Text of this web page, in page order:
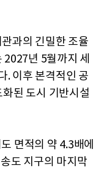
과의 긴밀한 조율
년 5월까지 세
. 이후 본격적인 공
된 도시 기반시설
면적의 약 4.3배에
도 지구의 마지막